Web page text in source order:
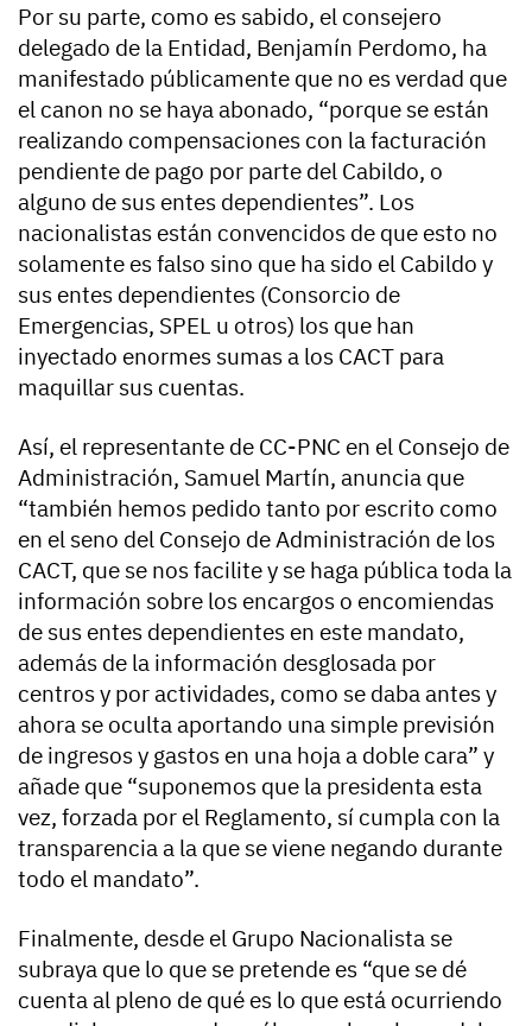
Por su parte, como es sabido, el consejero
delegado de la Entidad, Benjamín Perdomo, ha
manifestado públicamente que no es verdad que
el canon no se haya abonado, “porque se están
realizando compensaciones con la facturación
pendiente de pago por parte del Cabildo, o
alguno de sus entes dependientes”. Los
nacionalistas están convencidos de que esto no
solamente es falso sino que ha sido el Cabildo y
sus entes dependientes (Consorcio de
Emergencias, SPEL u otros) los que han
inyectado enormes sumas a los CACT para
maquillar sus cuentas.
Así, el representante de CC-PNC en el Consejo de
Administración, Samuel Martín, anuncia que
“también hemos pedido tanto por escrito como
en el seno del Consejo de Administración de los
CACT, que se nos facilite y se haga pública toda la
información sobre los encargos o encomiendas
de sus entes dependientes en este mandato,
además de la información desglosada por
centros y por actividades, como se daba antes y
ahora se oculta aportando una simple previsión
de ingresos y gastos en una hoja a doble cara” y
añade que “suponemos que la presidenta esta
vez, forzada por el Reglamento, sí cumpla con la
transparencia a la que se viene negando durante
todo el mandato”.
Finalmente, desde el Grupo Nacionalista se
subraya que lo que se pretende es “que se dé
cuenta al pleno de qué es lo que está ocurriendo